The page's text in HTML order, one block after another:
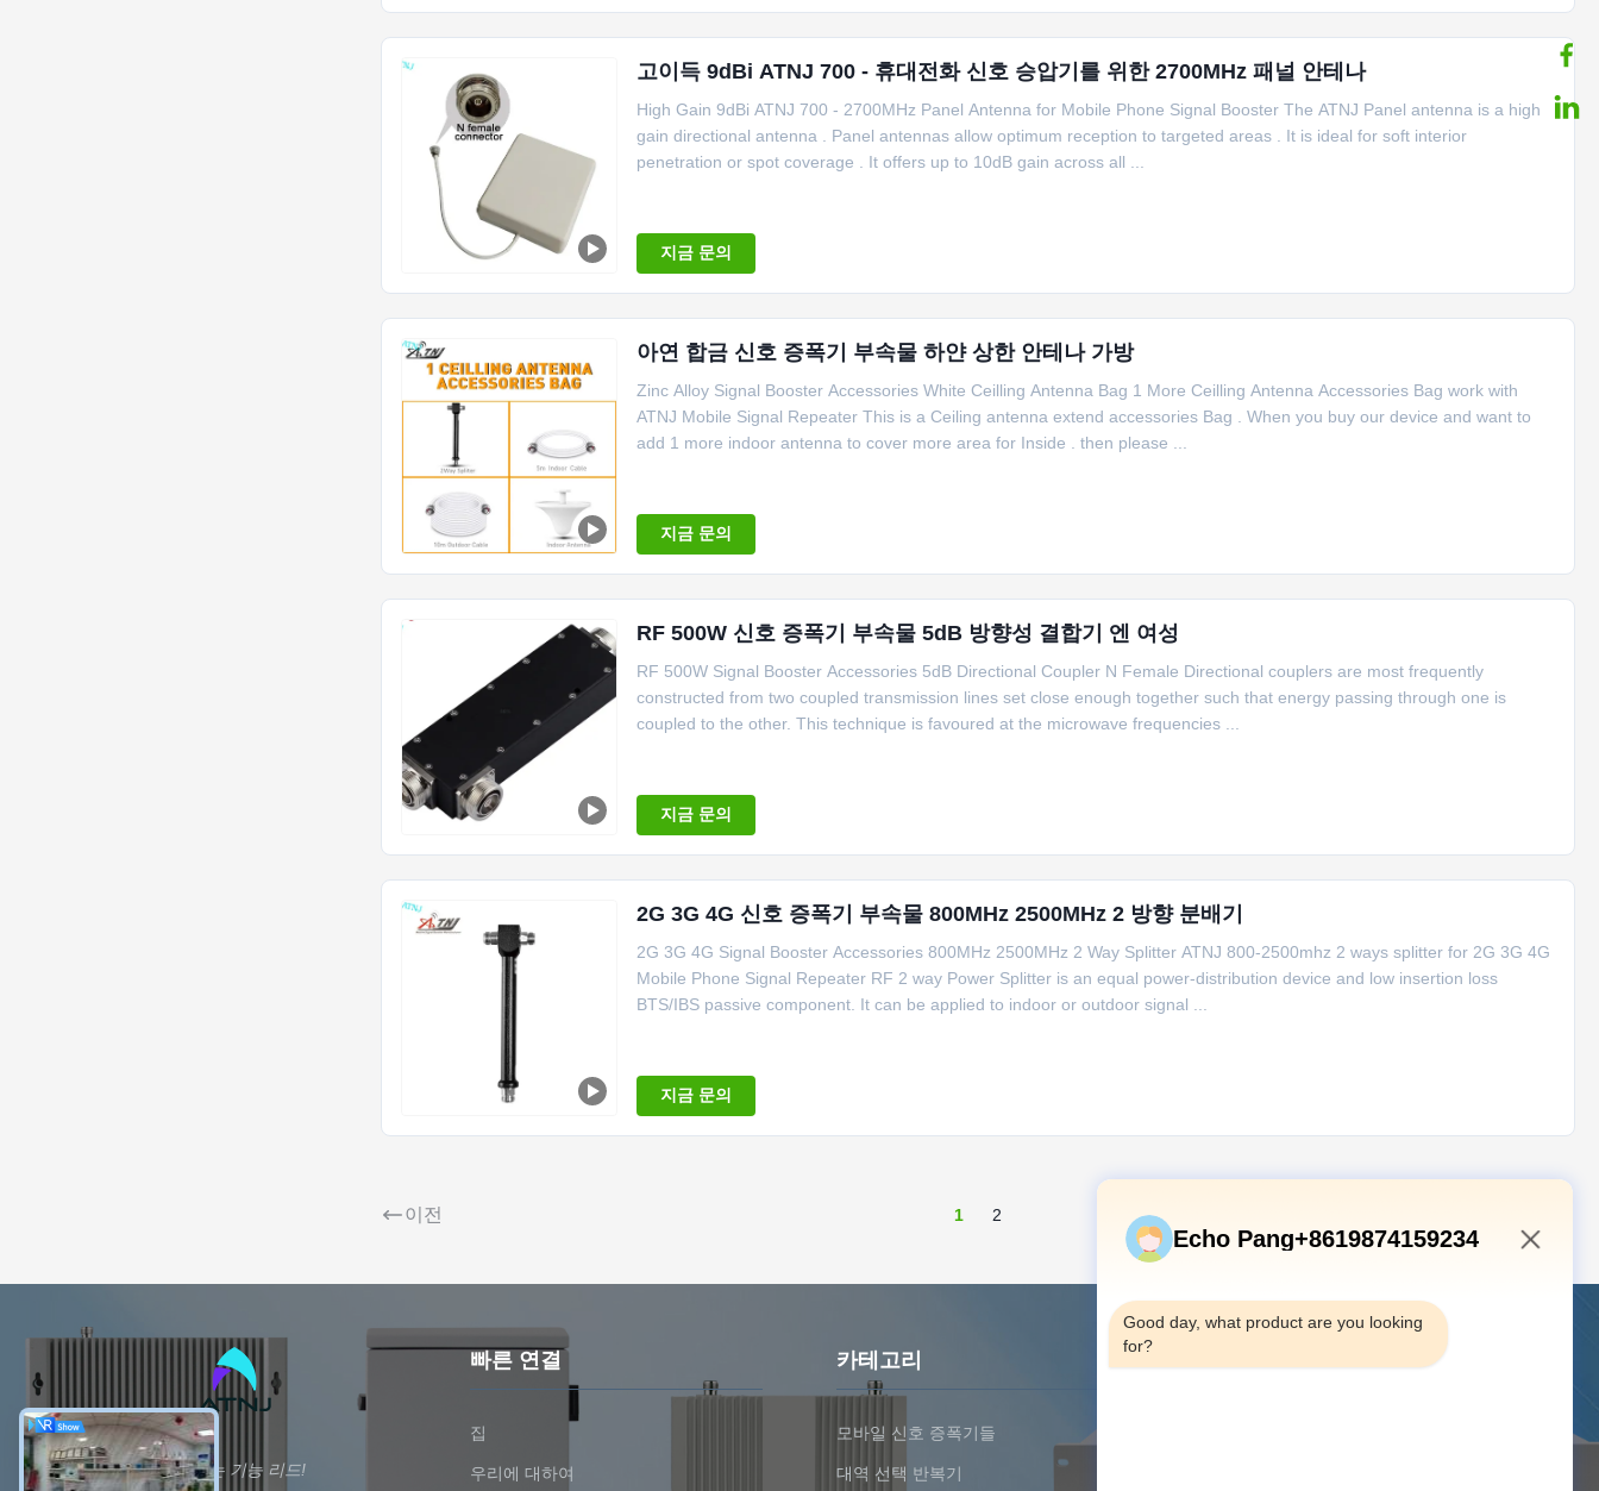
고이득 9dBi ATNJ 700 - 휴대전화 신호 승압기를 위한 2700MHz 패널 안테나
High Gain 9dBi ATNJ 700 - 2700MHz Panel Antenna for Mobile Phone Signal Booster The ATNJ Panel antenna is a high
gain directional antenna . Panel antennas allow optimum reception to targeted areas . It is ideal for soft interior
penetration or spot coverage . It offers up to 10dB gain across all ...
지금 문의
아연 합금 신호 증폭기 부속물 하얀 상한 안테나 가방
Zinc Alloy Signal Booster Accessories White Ceilling Antenna Bag 1 More Ceilling Antenna Accessories Bag work with
ATNJ Mobile Signal Repeater This is a Ceiling antenna extend accessories Bag . When you buy our device and want to
add 1 more indoor antenna to cover more area for Inside . then please ...
지금 문의
RF 500W 신호 증폭기 부속물 5dB 방향성 결합기 엔 여성
RF 500W Signal Booster Accessories 5dB Directional Coupler N Female Directional couplers are most frequently
constructed from two coupled transmission lines set close enough together such that energy passing through one is
coupled to the other. This technique is favoured at the microwave frequencies ...
지금 문의
2G 3G 4G 신호 증폭기 부속물 800MHz 2500MHz 2 방향 분배기
2G 3G 4G Signal Booster Accessories 800MHz 2500MHz 2 Way Splitter ATNJ 800-2500mhz 2 ways splitter for 2G 3G 4G
Mobile Phone Signal Repeater RF 2 way Power Splitter is an equal power-distribution device and low insertion loss
BTS/IBS passive component. It can be applied to indoor or outdoor signal ...
지금 문의
이전 1 2
무한을 연결하는 기능 리드!
빠른 연결
집
우리에 대하여
카테고리
모바일 신호 증폭기들
대역 선택 반복기
Echo Pang+8619874159234
Good day, what product are you looking
for?